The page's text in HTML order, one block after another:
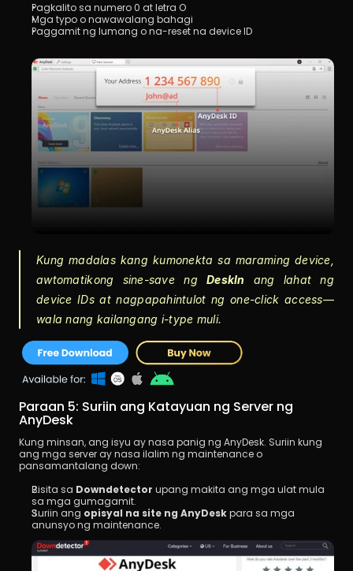
Pagkalito sa numero 0 at letra O
Mga typo o nawawalang bahagi
Paggamit ng lumang o na-reset na device ID
Kung madalas kang kumonekta sa maraming device,
awtomatikong sine-save ng DeskIn ang lahat ng
device IDs at nagpapahintulot ng one-click access—
wala nang kailangang i-type muli.
Paraan 5: Suriin ang Katayuan ng Server ng
AnyDesk
Kung minsan, ang isyu ay nasa panig ng AnyDesk. Suriin kung
ang mga server ay nasa ilalim ng maintenance o
pansamantalang down:
Bisita sa Downdetector upang makita ang mga ulat mula
sa mga gumagamit.
Suriin ang opisyal na site ng AnyDesk para sa mga
anunsyo ng maintenance.